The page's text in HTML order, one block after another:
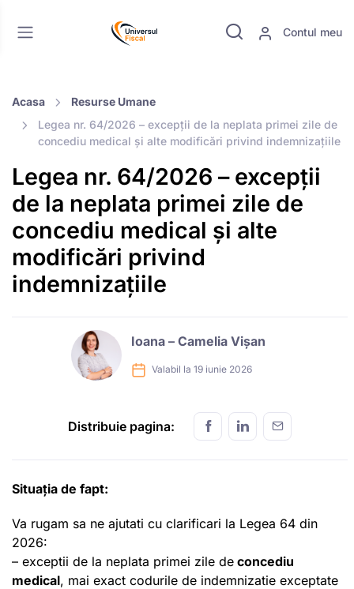
Contul meu
Acasa
Resurse Umane
Legea nr. 64/2026 – excepții de la neplata primei zile de
concediu medical și alte modificări privind indemnizațiile
Legea nr. 64/2026 – excepții
de la neplata primei zile de
concediu medical și alte
modificări privind
indemnizațiile
Ioana – Camelia Vișan
Valabil la 19 iunie 2026
Distribuie pagina:
Situația de fapt:
Va rugam sa ne ajutati cu clarificari la Legea 64 din
2026:
– exceptii de la neplata primei zile de concediu
medical, mai exact codurile de indemnizatie exceptate